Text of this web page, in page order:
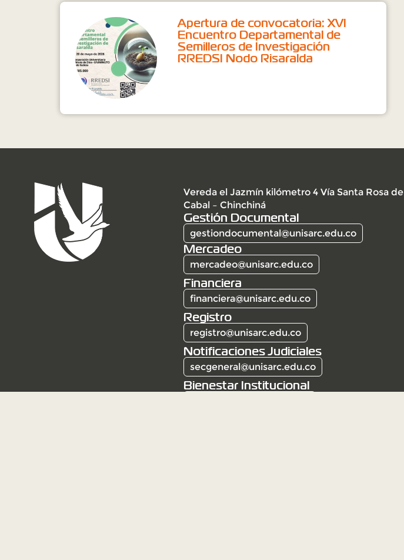
Apertura de convocatoria: XVI
Encuentro Departamental de
Semilleros de Investigación
RREDSI Nodo Risaralda
Vereda el Jazmín kilómetro 4 Vía Santa Rosa de
Cabal – Chinchiná
Gestión Documental
gestiondocumental@unisarc.edu.co
Mercadeo
mercadeo@unisarc.edu.co
Financiera
financiera@unisarc.edu.co
Registro
registro@unisarc.edu.co
Notificaciones Judiciales
secgeneral@unisarc.edu.co
Bienestar Institucional